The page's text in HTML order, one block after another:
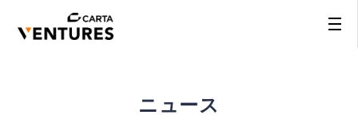
ニュース